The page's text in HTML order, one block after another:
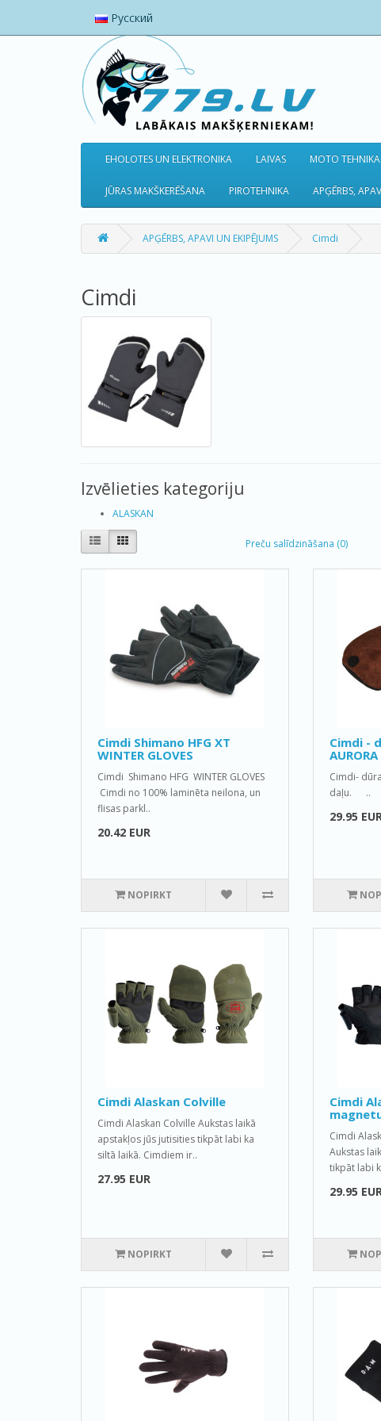
Русский
EHOLOTES UN ELEKTRONIKA LAIVAS MOTO
JŪRAS MAKŠKERĒŠANA PIROTEHNIKA APĢĒRBS,
APĢĒRBS, APAVI UN EKIPĒJUMS Cimdi
Cimdi
Izvēlieties kategoriju
ALASKAN
Preču salīdzināšana (0)
Cimdi Shimano HFG XT
WINTER GLOVES
Cimdi Shimano HFG WINTER GLOVES
Cimdi no 100% laminēta neilona, un
flisas parkl..
20.42 EUR
NOPIRKT
Cimdi -
AURORA
Cimdi-
daļu. ..
29.95
Cimdi Alaskan Colville
Cimdi Alaskan Colville Aukstas laikā
apstakļos jūs jutisities tikpāt labi ka
siltā laikā. Cimdiem ir..
27.95 EUR
NOPIRKT
Cimdi
Cimdi
Aukstas
tikpāt labi
29.95